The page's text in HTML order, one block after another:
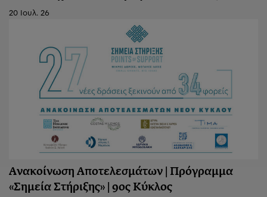
20 Ιουλ. 26
Ανακοίνωση Aποτελεσμάτων | Πρόγραμμα
«Σημεία Στήριξης» | 9ος Κύκλος